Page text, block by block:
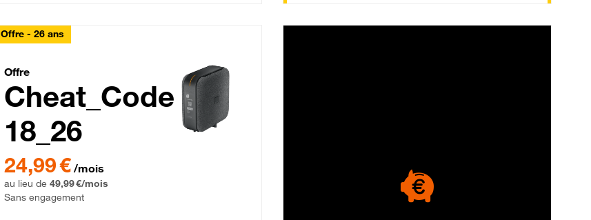
Offre - 26 ans
Cheat_Code Fibre_18_26
Offre
Cheat_Code
18_26
24,99 € /mois
au lieu de 49,99 €/mois
Sans engagement